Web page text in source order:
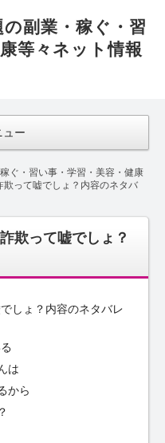
副業・稼ぐ・習
等々ネット情報
ュー
ぐ・習い事・学習・美容・健康
って嘘でしょ？内容のネタバ
欺って嘘でしょ？
しょ？内容のネタバレ
は
から